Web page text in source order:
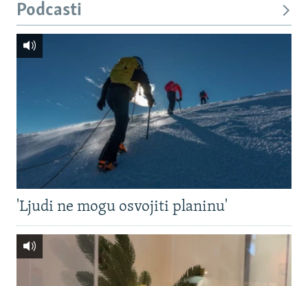
Podcasti
'Ljudi ne mogu osvojiti planinu'